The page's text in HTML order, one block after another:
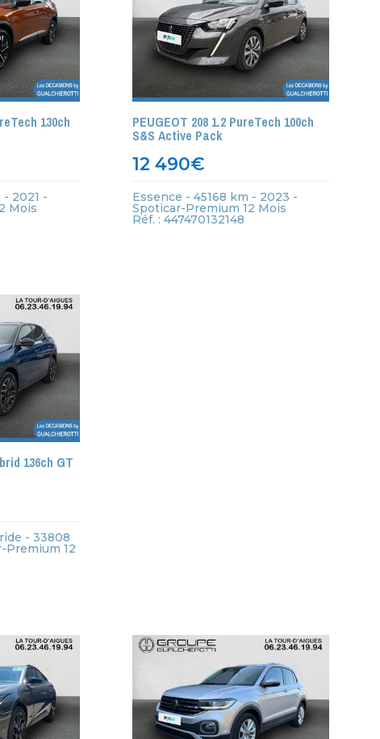
130ch
2021 -
Mois
PEUGEOT 208 1.2 PureTech 100ch
S&S Active Pack
12 490€
Essence - 45168 km - 2023 -
Spoticar-Premium 12 Mois
Réf. : 447470132148
136ch GT
- 33808
Premium 12